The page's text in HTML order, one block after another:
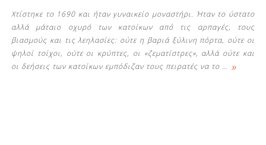
Χτίστηκε το 1690 και ήταν γυναικείο μοναστήρι. Ήταν το ύστατο
αλλά μάταιο οχυρό των κατοίκων από τις αρπαγές, τους
βιασμούς και τις λεηλασίες: ούτε η βαριά ξύλινη πόρτα, ούτε οι
ψηλοί τοίχοι, ούτε οι κρύπτες, οι «ζεματίστρες», αλλά ούτε και
οι δεήσεις των κατοίκων εμπόδιζαν τους πειρατές να το … »